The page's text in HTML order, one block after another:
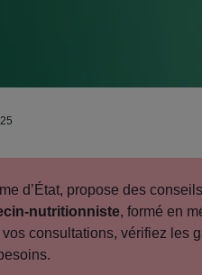
d’État, propose des
nutritionniste, formé en
consultations, vérifiez les